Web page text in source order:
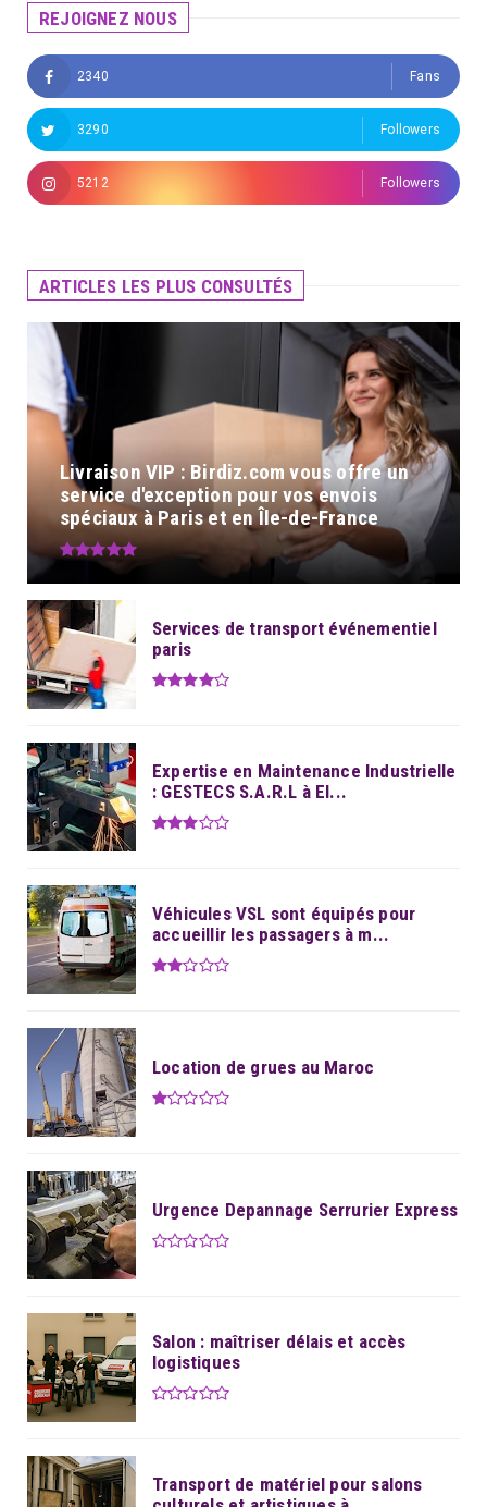
REJOIGNEZ NOUS
2340 Fans
3290 Followers
5212 Followers
ARTICLES LES PLUS CONSULTÉS
Livraison VIP : Birdiz.com vous offre un
service d'exception pour vos envois
spéciaux à Paris et en Île-de-France
Services de transport événementiel
paris
Expertise en Maintenance Industrielle
: GESTECS S.A.R.L à El...
Véhicules VSL sont équipés pour
accueillir les passagers à m...
Location de grues au Maroc
Urgence Depannage Serrurier Express
Salon : maîtriser délais et accès
logistiques
Transport de matériel pour salons